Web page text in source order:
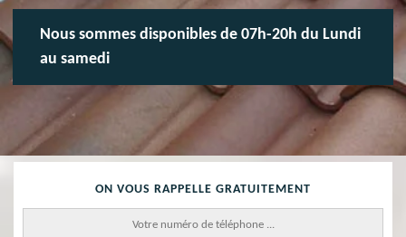
Nous sommes disponibles de 07h-20h du Lundi
au samedi
ON VOUS RAPPELLE GRATUITEMENT